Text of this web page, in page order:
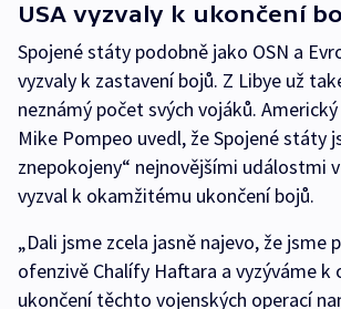
USA vyzvaly k ukončení
Spojené státy podobně jako OSN a
vyzvaly k zastavení bojů. Z Libye už
neznámý počet svých vojáků.
Mike Pompeo uvedl, že Spojené státy
znepokojeny“ nejnovějšími událostmi
vyzval k okamžitému ukončení bojů.
„Dali jsme zcela jasně najevo, že jsme
ofenzivě Chalífy Haftara a vyzýváme k
ukončení těchto vojenských operací